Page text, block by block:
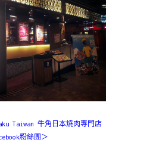
Taiwan 牛角日本燒肉專門店
粉絲團＞